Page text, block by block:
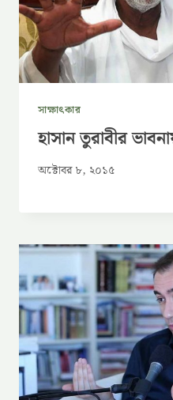
সাক্ষাৎকার
হাসান তুরাবীর
অক্টোবর ৮, ২০১৫